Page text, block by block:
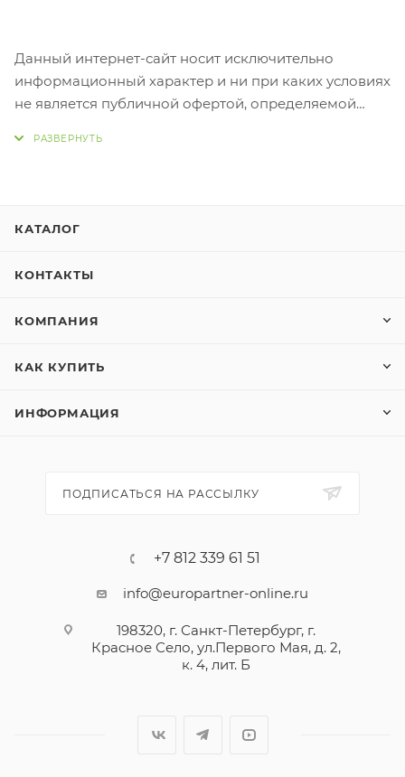
Данный интернет-сайт носит исключительно
информационный характер и ни при каких условиях
не является публичной офертой, определяемой
КАТАЛОГ
КОНТАКТЫ
КОМПАНИЯ
КАК КУПИТЬ
ИНФОРМАЦИЯ
ПОДПИСАТЬСЯ НА РАССЫЛКУ
+7 812 339 61 51
info@europartner-online.ru
198320, г. Санкт-Петербург, г.
Красное Село, ул.Первого Мая, д. 2,
к. 4, лит. Б